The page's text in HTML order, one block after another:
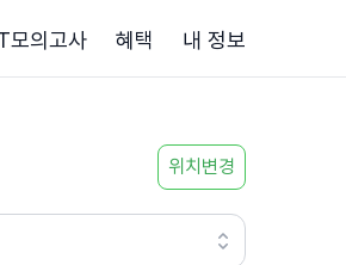
모의고사 혜택 내 정보
위치변경